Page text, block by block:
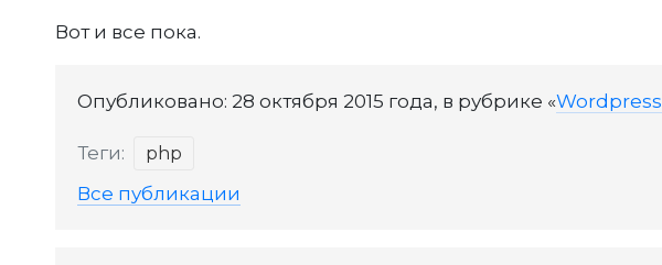
Вот и все пока.
Опубликовано: 28 октября 2015 года, в рубрике «Wordpress
Теги: php
Все публикации